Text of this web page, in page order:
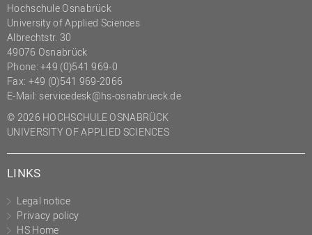
Hochschule Osnabrück
University of Applied Sciences
Albrechtstr. 30
49076 Osnabrück
Phone: +49 (0)541 969-0
Fax: +49 (0)541 969-2066
E-Mail: servicedesk@hs-osnabrueck.de
© 2026 HOCHSCHULE OSNABRÜCK
UNIVERSITY OF APPLIED SCIENCES
LINKS
Legal notice
Privacy policy
HS Home